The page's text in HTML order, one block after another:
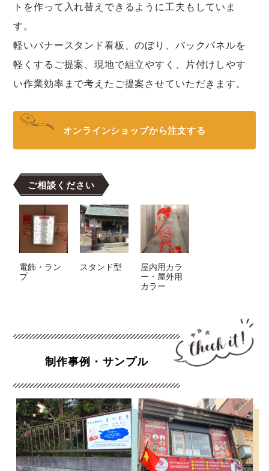
トを作って入れ替えできるように工夫もしていま
す。
軽いバナースタンド看板、のぼり、バックパネルを
軽くするご提案、現地で組立やすく、片付けしやす
い作業効率まで考えたご提案させていただきます。
オンラインショップから注文する
ご相談ください
電飾・ラン
プ
スタンド型
屋内用カラ
ー・屋外用
カラー
制作事例・サンプル